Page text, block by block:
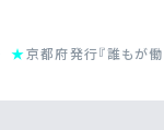
★京都府発行『誰もが